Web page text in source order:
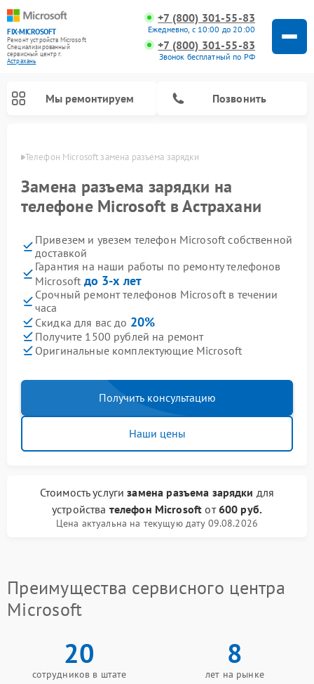
FIX-MICROSOFT
Ремонт устройств Microsoft
Специализированный
cервисный центр г.
Астрахань
+7 (800) 301-55-83
Ежедневно, с 10:00 до 20:00
+7 (800) 301-55-83
Звонок бесплатный по РФ
Мы ремонтируем Позвонить
Телефон Microsoft замена разъема зарядки
Замена разъема зарядки на
телефоне Microsoft в Астрахани
Привезем и увезем телефон Microsoft собственной
доставкой
Гарантия на наши работы по ремонту телефонов
Microsoft до 3-х лет
Срочный ремонт телефонов Microsoft в течении
часа
Скидка для вас до 20%
Получите 1500 рублей на ремонт
Оригинальные комплектующие Microsoft
Получить консультацию
Наши цены
Стоимость услугизамена разъема зарядки для
устройства телефон Microsoft от600 руб.
Цена актуальна на текущую дату 09.08.2026
Преимущества сервисного центра
Microsoft
20
сотрудников в штате
8
лет на рынке